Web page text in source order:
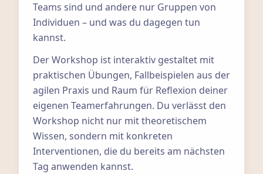
Teams sind und andere nur Gruppen von
Individuen – und was du dagegen tun
kannst.
Der Workshop ist interaktiv gestaltet mit
praktischen Übungen, Fallbeispielen aus der
agilen Praxis und Raum für Reflexion deiner
eigenen Teamerfahrungen. Du verlässt den
Workshop nicht nur mit theoretischem
Wissen, sondern mit konkreten
Interventionen, die du bereits am nächsten
Tag anwenden kannst.